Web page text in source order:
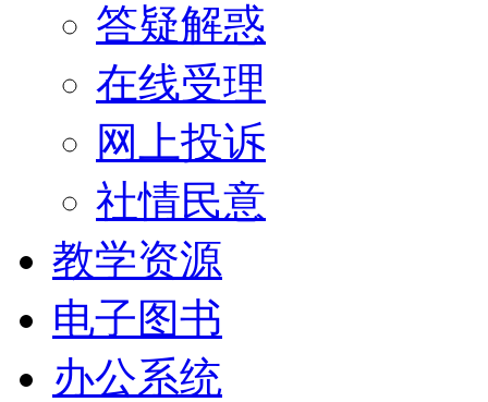
答疑解惑
在线受理
网上投诉
社情民意
教学资源
电子图书
办公系统